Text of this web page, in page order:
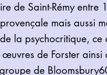
de Saint-Rémy entre
mais aussi
la psychocritique,
de Forster ainsi
de